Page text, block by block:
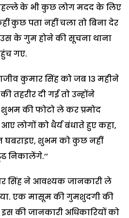
के भी कुछ लोग मदद के लिए
कुछ पता नहीं चला तो बिना देर
के गुम होने की सूचना थाना
गए.
कुमार सिंह को जब 13 महीने
तहरीर दी गई तो उन्होंने
की फोटो ले कर प्रमोद
लोगों को धैर्य बंधाते हुए कहा,
घबराइए, शुभम को कुछ नहीं
निकालेंगे.’’
सिंह ने आवश्यक जानकारी ले
एक मासूम की गुमशुदगी की
की जानकारी अधिकारियों को